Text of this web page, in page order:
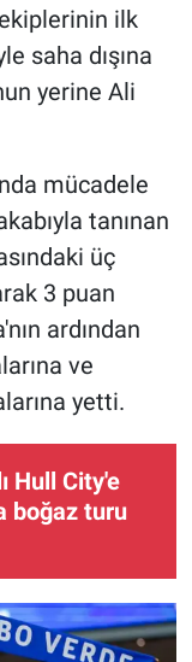
ekiplerinin ilk
saha dışına
yerine Ali
mücadele
tanınan
üç
3 puan
ardından
ve
yetti.
Hull City'e
boğaz turu